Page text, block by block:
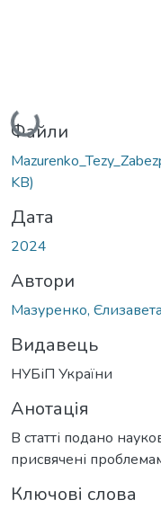
Вантажиться...
Файли
KB)
Дата
2024
Автори
Мазуренко, Єлизавета
Видавець
НУБіП України
Анотація
В статті подано
присвячені
Ключові слова